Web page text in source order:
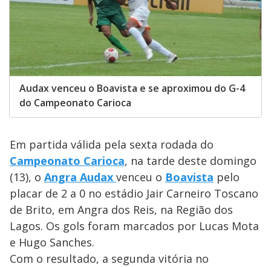
Audax venceu o Boavista e se aproximou do G-4
do Campeonato Carioca
Em partida válida pela sexta rodada do
Campeonato Carioca, na tarde deste domingo
(13), o Angra Audax venceu o Boavista pelo
placar de 2 a 0 no estádio Jair Carneiro Toscano
de Brito, em Angra dos Reis, na Região dos
Lagos. Os gols foram marcados por Lucas Mota
e Hugo Sanches.
Com o resultado, a segunda vitória no